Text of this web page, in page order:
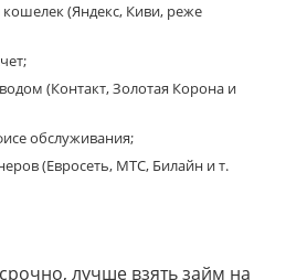
(Яндекс, Киви, реже
(Контакт, Золотая Корона и
обслуживания;
(Евросеть, МТС, Билайн и т.
лучше взять займ на